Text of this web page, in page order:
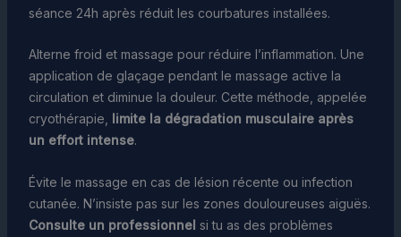
séance 24h après réduit les courbatures installées.
Alterne froid et massage pour réduire l’inflammation. Une
application de glaçage pendant le massage active la
circulation et diminue la douleur. Cette méthode, appelée
cryothérapie, limite la dégradation musculaire après
un effort intense.
Évite le massage en cas de lésion récente ou infection
cutanée. N’insiste pas sur les zones douloureuses aiguës.
Consulte un professionnel si tu as des problèmes